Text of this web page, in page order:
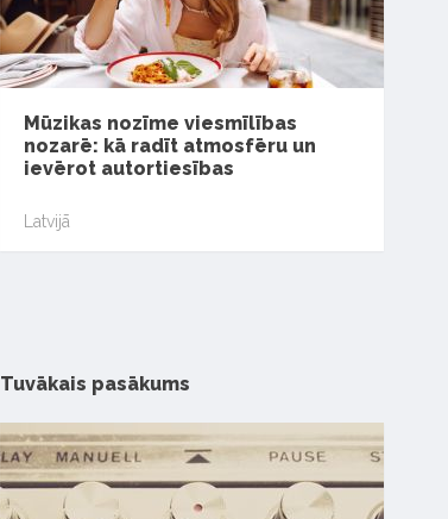
Mūzikas nozīme viesmīlības
nozarē: kā radīt atmosfēru un
ievērot autortiesības
Latvijā
Tuvākais pasākums